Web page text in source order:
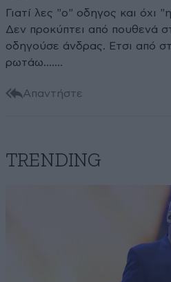
Γιατί λες "ο" οδηγος και όχι
Δεν προκύπτει από πουθενά
οδηγούσε άνδρας. Ετσι από
ρωτάω.......
Απαντήστε
TRENDING